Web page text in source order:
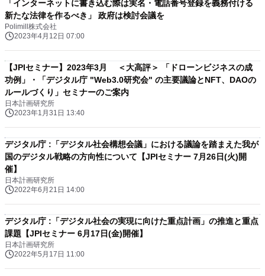
「インターネットに書き込む際は実名・電話番号登録を義務付ける
新たな法律を作るべき」 政府は検討会議を
Polimill株式会社
2023年4月12日 07:00
【JPIセミナー】2023年3月 ＜大高評＞ 「ドローンビジネスの成
功例」・「デジタル庁 "Web3.0研究会" の主要議論とNFT、DAOの
ルールづくり」セミナーのご案内
日本計画研究所
2023年1月31日 13:40
デジタル庁 :「デジタル社会構想会議」における議論を踏まえた我が
国のデジタル戦略の方向性について【JPIセミナー 7月26日(火)開
催】
日本計画研究所
2022年6月21日 14:00
デジタル庁 :「デジタル社会の実現に向けた重点計画」の推進と重点
課題【JPIセミナー 6月17日(金)開催】
日本計画研究所
2022年5月17日 11:00